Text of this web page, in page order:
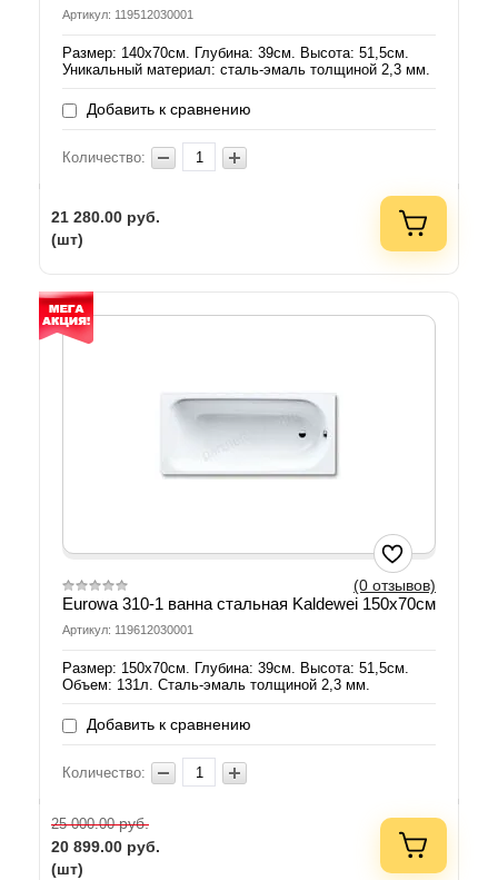
Артикул: 119512030001
Размер: 140х70см. Глубина: 39см. Высота: 51,5см.
Уникальный материал: сталь-эмаль толщиной 2,3 мм.
Добавить к сравнению
Количество:
21 280.00 руб.
(шт)
(0 отзывов)
Eurowa 310-1 ванна стальная Kaldewei 150х70см
Артикул: 119612030001
Размер: 150х70см. Глубина: 39см. Высота: 51,5см.
Объем: 131л. Сталь-эмаль толщиной 2,3 мм.
Добавить к сравнению
Количество:
25 000.00руб.
20 899.00 руб.
(шт)